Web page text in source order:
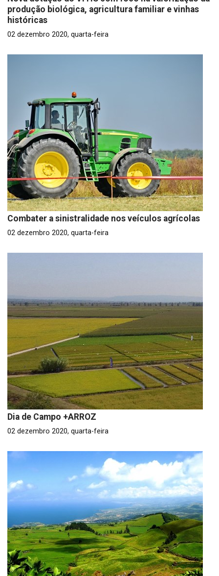
produção biológica, agricultura familiar e vinhas
históricas
02 dezembro 2020, quarta-feira
Combater a sinistralidade nos veículos agrícolas
02 dezembro 2020, quarta-feira
Dia de Campo +ARROZ
02 dezembro 2020, quarta-feira